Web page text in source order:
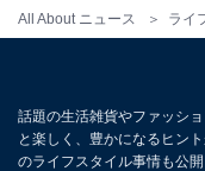
All About ニュース ライ
話題の生活雑貨やファッシ
と楽しく、豊かになるヒン
のライフスタイル事情も公開